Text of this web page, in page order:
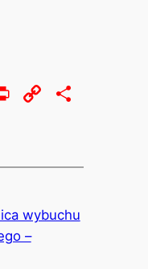
PrintCopy
wybuchu
–